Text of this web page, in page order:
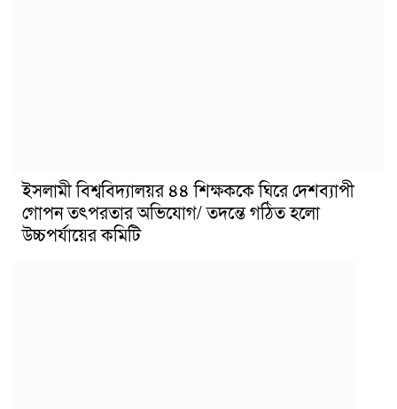
ইসলামী বিশ্ববিদ্যালয়র ৪৪ শিক্ষককে ঘিরে দেশব্যাপী
গোপন তৎপরতার অভিযোগ/ তদন্তে গঠিত হলো
উচ্চপর্যায়ের কমিটি